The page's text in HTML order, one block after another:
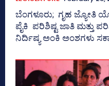
ಬೆಂಗಳೂರು; ಗೃಹ ಜ್ಯೋತಿ
ಪೈಕಿ ಪರಿಶಿಷ್ಟ ಜಾತಿ ಮತ್ತು